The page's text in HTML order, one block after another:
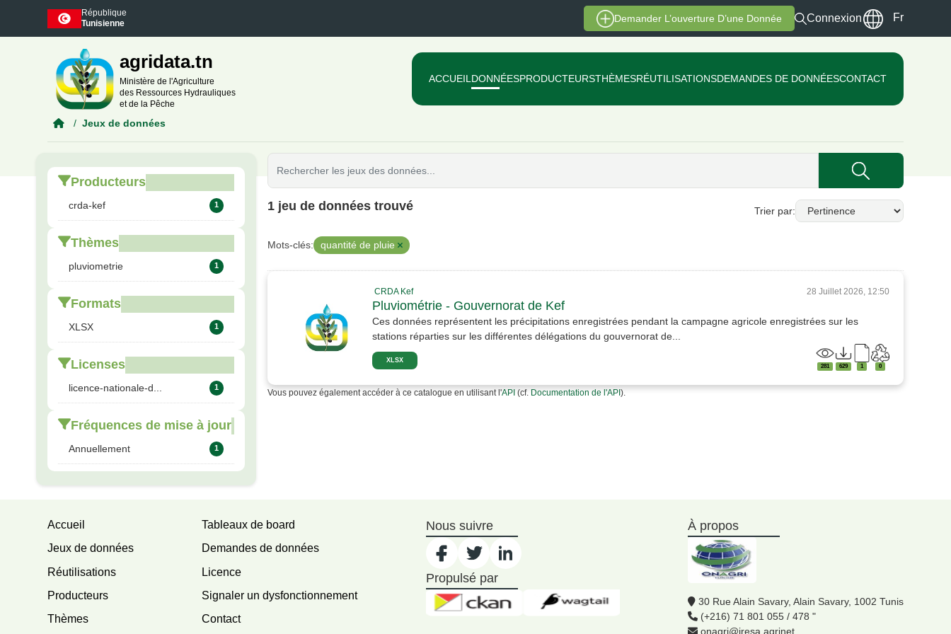
Skip to main content
République
Tunisienne
Demander L’ouverture D’une Donnée Connexion Fr
agridata.tn
Ministère de l'Agriculture
des Ressources Hydrauliques
et de la Pêche
ACCUEIL DONNÉESPRODUCTEURSTHÈMESRÉUTILISATIONSDEMANDES DE DONNÉESCONTACT
Jeux de données
Producteurs
crda-kef 1
Thèmes
pluviometrie 1
Formats
XLSX 1
Licenses
licence-nationale-d... 1
Fréquences de mise à jour
Annuellement 1
Trier par
1 jeu de données trouvé
Mots-clés: quantité de pluie
CRDA Kef 28 Juillet 2026, 12:50
Pluviométrie - Gouvernorat de Kef
Ces données représentent les précipitations enregistrées pendant la campagne agricole enregistrées sur les
stations réparties sur les différentes délégations du gouvernorat de...
XLSX
281 629 1 0
Vous pouvez également accéder à ce catalogue en utilisant l'API (cf. Documentation de l'API ).
Accueil
Jeux de données
Réutilisations
Producteurs
Thèmes
Tableaux de board
Demandes de données
Licence
Signaler un dysfonctionnement
Contact
Nous suivre
Propulsé par
À propos
30 Rue Alain Savary, Alain Savary, 1002 Tunis
(+216) 71 801 055 / 478 "
onagri@iresa.agrinet